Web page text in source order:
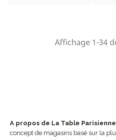
Affichage 1-34
A propos de La Table
concept de magasins basé sur la